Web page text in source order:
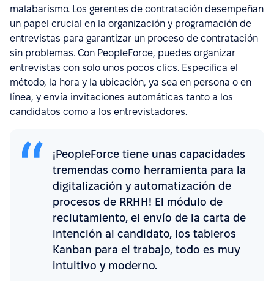
malabarismo. Los gerentes de contratación desempeñan
un papel crucial en la organización y programación de
entrevistas para garantizar un proceso de contratación
sin problemas. Con PeopleForce, puedes organizar
entrevistas con solo unos pocos clics. Especifica el
método, la hora y la ubicación, ya sea en persona o en
línea, y envía invitaciones automáticas tanto a los
candidatos como a los entrevistadores.
¡PeopleForce tiene unas capacidades
tremendas como herramienta para la
digitalización y automatización de
procesos de RRHH! El módulo de
reclutamiento, el envío de la carta de
intención al candidato, los tableros
Kanban para el trabajo, todo es muy
intuitivo y moderno.